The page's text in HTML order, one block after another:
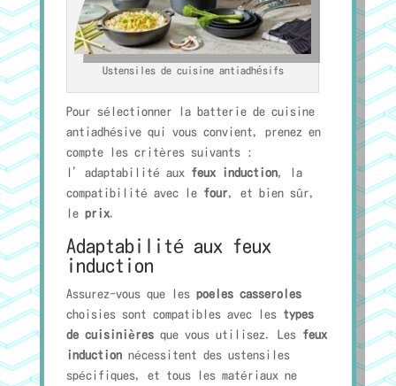
Ustensiles de cuisine antiadhésifs
Pour sélectionner la batterie de cuisine
antiadhésive qui vous convient, prenez en
compte les critères suivants :
l’adaptabilité aux feux induction, la
compatibilité avec le four, et bien sûr,
le prix.
Adaptabilité aux feux
induction
Assurez-vous que les poeles casseroles
choisies sont compatibles avec les types
de cuisinièresque vous utilisez. Les feux
inductionnécessitent des ustensiles
spécifiques, et tous les matériaux ne